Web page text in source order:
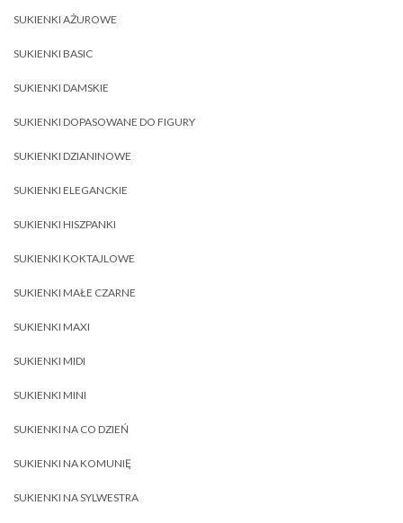
SUKIENKI AŻUROWE
SUKIENKI BASIC
SUKIENKI DAMSKIE
SUKIENKI DOPASOWANE DO FIGURY
SUKIENKI DZIANINOWE
SUKIENKI ELEGANCKIE
SUKIENKI HISZPANKI
SUKIENKI KOKTAJLOWE
SUKIENKI MAŁE CZARNE
SUKIENKI MAXI
SUKIENKI MIDI
SUKIENKI MINI
SUKIENKI NA CO DZIEŃ
SUKIENKI NA KOMUNIĘ
SUKIENKI NA SYLWESTRA